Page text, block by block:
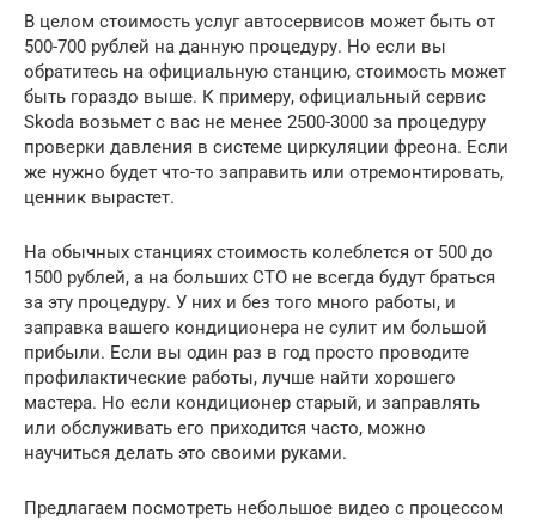
В целом стоимость услуг автосервисов может быть от
500-700 рублей на данную процедуру. Но если вы
обратитесь на официальную станцию, стоимость может
быть гораздо выше. К примеру, официальный сервис
Skoda возьмет с вас не менее 2500-3000 за процедуру
проверки давления в системе циркуляции фреона. Если
же нужно будет что-то заправить или отремонтировать,
ценник вырастет.
На обычных станциях стоимость колеблется от 500 до
1500 рублей, а на больших СТО не всегда будут браться
за эту процедуру. У них и без того много работы, и
заправка вашего кондиционера не сулит им большой
прибыли. Если вы один раз в год просто проводите
профилактические работы, лучше найти хорошего
мастера. Но если кондиционер старый, и заправлять
или обслуживать его приходится часто, можно
научиться делать это своими руками.
Предлагаем посмотреть небольшое видео с процессом